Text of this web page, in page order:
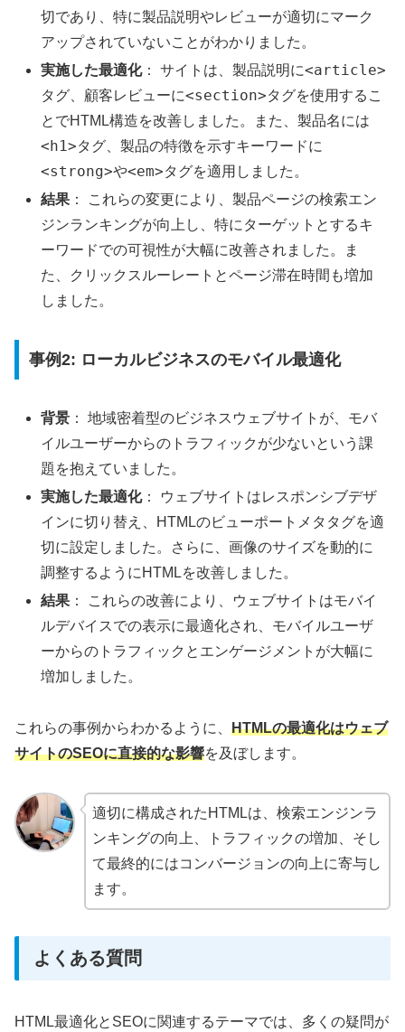
切であり、特に製品説明やレビューが適切にマーク
アップされていないことがわかりました。
実施した最適化： サイトは、製品説明に<article>
タグ、顧客レビューに<section>タグを使用するこ
とでHTML構造を改善しました。また、製品名には
<h1>タグ、製品の特徴を示すキーワードに
<strong>や<em>タグを適用しました。
結果 ： これらの変更により、製品ページの検索エン
ジンランキングが向上し、特にターゲットとするキ
ーワードでの可視性が大幅に改善されました。ま
た、クリックスルーレートとページ滞在時間も増加
しました。
事例2: ローカルビジネスのモバイル最適化
背景 ： 地域密着型のビジネスウェブサイトが、モバ
イルユーザーからのトラフィックが少ないという課
題を抱えていました。
実施した最適化： ウェブサイトはレスポンシブデザ
インに切り替え、HTMLのビューポートメタタグを適
切に設定しました。さらに、画像のサイズを動的に
調整するようにHTMLを改善しました。
結果 ： これらの改善により、ウェブサイトはモバイ
ルデバイスでの表示に最適化され、モバイルユーザ
ーからのトラフィックとエンゲージメントが大幅に
増加しました。
これらの事例からわかるように、 HTMLの最適化はウェブ
サイトのSEOに直接的な影響を及ぼします。
適切に構成されたHTMLは、検索エンジンラ
ンキングの向上、トラフィックの増加、そし
て最終的にはコンバージョンの向上に寄与し
ます。
よくある質問
HTML最適化とSEOに関連するテーマでは、多くの疑問が